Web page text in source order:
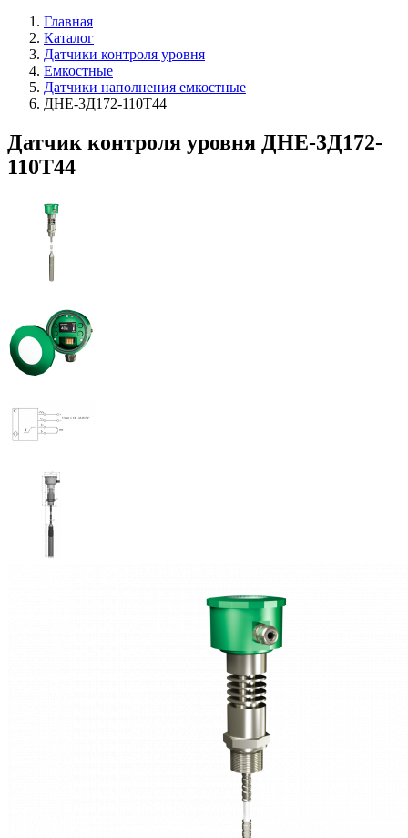
Главная
Каталог
Датчики контроля уровня
Емкостные
Датчики наполнения емкостные
ДНЕ-3Д172-110Т44
Датчик контроля уровня ДНЕ-3Д172-
110Т44